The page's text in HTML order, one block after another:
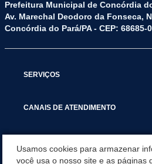
Prefeitura Municipal de Concórdia
Av. Marechal Deodoro da Fonseca,
Concórdia do Pará/PA - CEP: 68685-
SERVIÇOS
CANAIS DE ATENDIMENTO
Usamos cookies para armazenar
você usa o nosso site e as páginas